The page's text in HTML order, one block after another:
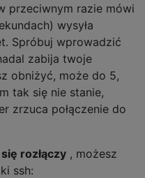
przeciwnym razie mówi
wysyła
Spróbuj wprowadzić
zabija twoje
obniżyć, może do 5,
tak się nie stanie,
zrzuca połączenie do
rozłączy , możesz
ssh: